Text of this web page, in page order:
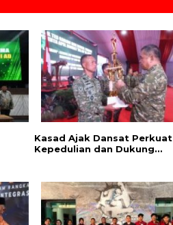
Kasad Ajak Dansat Perkuat
Kepedulian dan Dukung